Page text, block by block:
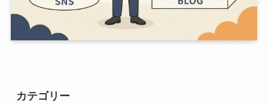
カテゴリー